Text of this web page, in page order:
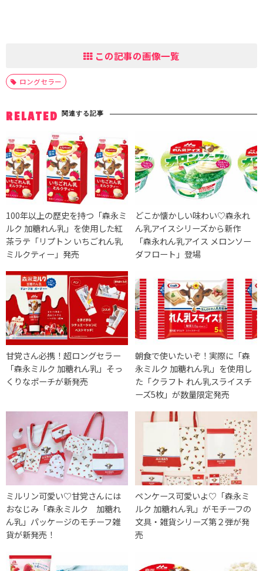
この記事の画像一覧
ロングセラー
RELATED 関連する記事
100年以上の歴史を持つ「森永ミ
ルク 加糖れん乳」を使用した紅
茶ラテ「リプトン いちごれん乳
ミルクティー」発売
どこか懐かしい味わい♡森永れ
ん乳アイスシリーズから新作
「森永れん乳アイス メロンソー
ダフロート」登場
甘党さん必携！超ロングセラー
「森永ミルク 加糖れん乳」そっ
くりなポーチが新発売
朝食で使いたいぞ！実際に「森
永ミルク 加糖れん乳」を使用し
た「クラフト れん乳スライスチ
ーズ5枚」が数量限定発売
ミルリン可愛い♡甘党さんには
おなじみ「森永ミルク 加糖れ
ん乳」パッケージのモチーフ雑
貨が新発売！
ペンケース可愛いよ♡「森永ミ
ルク 加糖れん乳」がモチーフの
文具・雑貨シリーズ第２弾が発
売